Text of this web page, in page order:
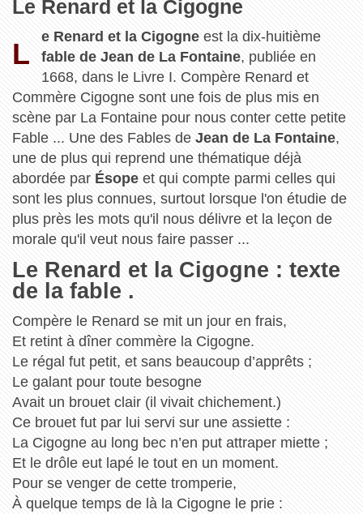
Le Renard et la Cigogne
L
e Renard et la Cigogne est la dix-huitième
fable de Jean de La Fontaine, publiée en
1668, dans le Livre I. Compère Renard et
Commère Cigogne sont une fois de plus mis en
scène par La Fontaine pour nous conter cette petite
Fable ... Une des Fables de Jean de La Fontaine,
une de plus qui reprend une thématique déjà
abordée par Ésopeet qui compte parmi celles qui
sont les plus connues, surtout lorsque l'on étudie de
plus près les mots qu'il nous délivre et la leçon de
morale qu'il veut nous faire passer ...
Le Renard et la Cigogne : texte
de la fable .
Compère le Renard se mit un jour en frais,
Et retint à dîner commère la Cigogne.
Le régal fut petit, et sans beaucoup d’apprêts ;
Le galant pour toute besogne
Avait un brouet clair (il vivait chichement.)
Ce brouet fut par lui servi sur une assiette :
La Cigogne au long bec n’en put attraper miette ;
Et le drôle eut lapé le tout en un moment.
Pour se venger de cette tromperie,
À quelque temps de là la Cigogne le prie :